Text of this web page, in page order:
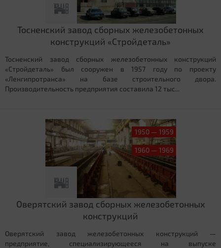
Тосненский завод сборных железобетонных
конструкций «Стройдеталь»
Тосненский завод сборных железобетонных конструкций
«Стройдеталь» был сооружен в 1957 году по проекту
«Ленгипротранса» на базе строительного двора.
Производительность предприятия составила 12 тыс...
1950 — 1959
1960 — 1969
Оверятский завод сборных железобетонных
конструкций
Оверятский завод железобетонных конструкций —
предприятие, специализирующееся на выпуске